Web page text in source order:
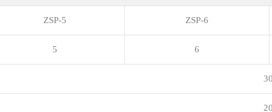
ZSP-5 ZSP-6
5 6
30
20